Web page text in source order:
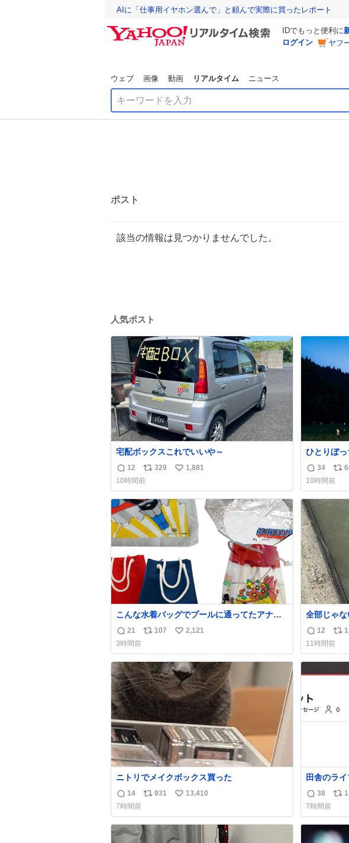
AIに「仕事用イヤホン選んで」と頼んで実際に買ったレポート
IDでもっと便利に
ログイン
ヤフ
ウェブ 画像 動画 リアルタイム ニュース
ポスト
該当の情報は見つかりませんでした。
人気ポスト
宅配ボックスこれでいいや～
返
信
数
12
リ
ポ
ス
ト
数
329
い
ね
数
1,881
10時間前
ひとりぼっ
返
信
数
34
リ
ポ
ス
10時間前
こんな水着バッグでプールに通ってたアナ
タ、完全なる同世代（笑） #70年代 #80年
代 #昭和レトロ
返
信
数
21
リ
ス
ト
数
107
い
ね
数
2,121
3時間前
全部じゃ
ど！水が
方々ありが
ー！！！！
！！！！！
返
信
数
12
リ
ポ
ス
ト
11時間前
ニトリでメイクボックス買った
返
信
数
14
リ
ス
931
い
ね
数
13,410
7時間前
田舎のラ
界」を発見
返
信
数
38
リ
ス
ト
7時間前